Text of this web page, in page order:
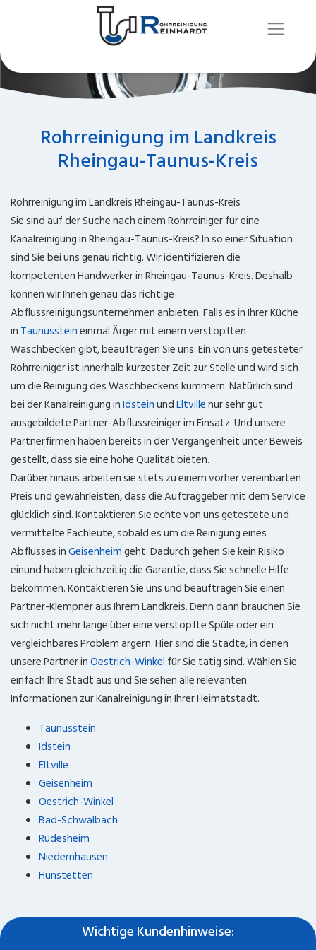
Rohrreinigung im Landkreis
Rheingau-Taunus-Kreis
Rohrreinigung im Landkreis Rheingau-Taunus-Kreis
Sie sind auf der Suche nach einem Rohrreiniger für eine
Kanalreinigung in Rheingau-Taunus-Kreis? In so einer Situation
sind Sie bei uns genau richtig. Wir identifizieren die
kompetenten Handwerker in Rheingau-Taunus-Kreis. Deshalb
können wir Ihnen genau das richtige
Abflussreinigungsunternehmen anbieten. Falls es in Ihrer Küche
in Taunussteineinmal Ärger mit einem verstopften
Waschbecken gibt, beauftragen Sie uns. Ein von uns getesteter
Rohrreiniger ist innerhalb kürzester Zeit zur Stelle und wird sich
um die Reinigung des Waschbeckens kümmern. Natürlich sind
bei der Kanalreinigung inIdsteinundEltvillenur sehr gut
ausgebildete Partner-Abflussreiniger im Einsatz. Und unsere
Partnerfirmen haben bereits in der Vergangenheit unter Beweis
gestellt, dass sie eine hohe Qualität bieten.
Darüber hinaus arbeiten sie stets zu einem vorher vereinbarten
Preis und gewährleisten, dass die Auftraggeber mit dem Service
glücklich sind. Kontaktieren Sie echte von uns getestete und
vermittelte Fachleute, sobald es um die Reinigung eines
Abflusses inGeisenheimgeht. Dadurch gehen Sie kein Risiko
einund haben gleichzeitig die Garantie, dass Sie schnelle Hilfe
bekommen. Kontaktieren Sie uns und beauftragen Sie einen
Partner-Klempner aus Ihrem Landkreis. Denn dann brauchen Sie
sich nicht mehr lange über eine verstopfte Spüle oder ein
vergleichbares Problem ärgern. Hier sind die Städte, in denen
unsere Partner inOestrich-Winkel für Sie tätig sind. Wählen Sie
einfach Ihre Stadt aus und Sie sehen alle relevanten
Informationen zur Kanalreinigung in Ihrer Heimatstadt.
Taunusstein
Idstein
Eltville
Geisenheim
Oestrich-Winkel
Bad-Schwalbach
Rüdesheim
Niedernhausen
Hünstetten
Wichtige Kundenhinweise: